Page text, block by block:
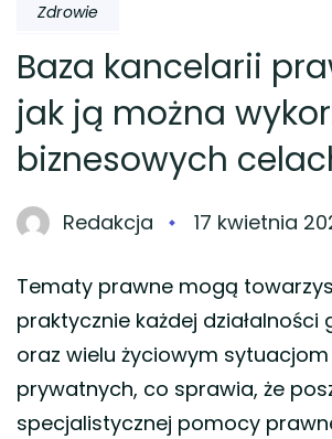
Zdrowie
Baza kancelarii
jak ją można
biznesowych
Redakcja 17 kwietnia
Tematy prawne mogą
praktycznie każdej działalności
oraz wielu życiowym
prywatnych, co sprawia, że
specjalistycznej pomocy